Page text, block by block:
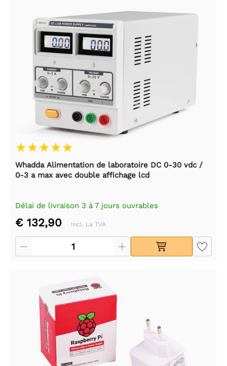
Whadda Alimentation de laboratoire DC 0-30 vdc /
0-3 a max avec double affichage lcd
Délai de livraison 3 à 7 jours ouvrables
€ 132,90 Incl. La TVA